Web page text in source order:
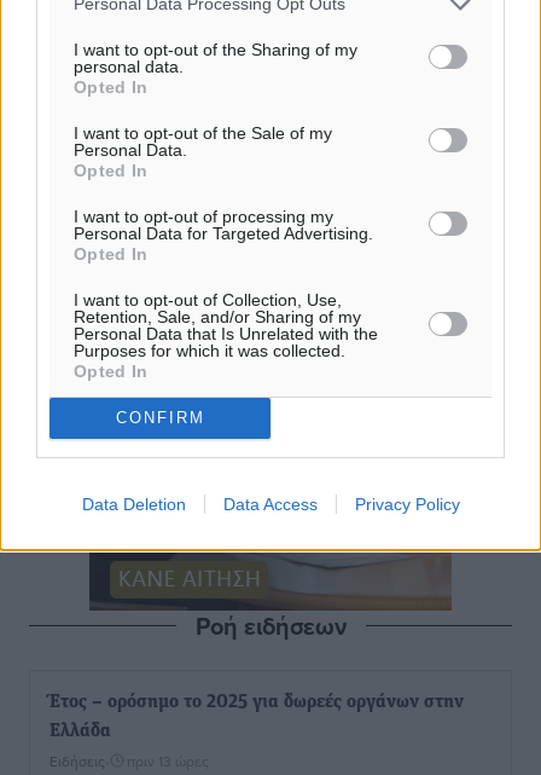
I want to opt-out of the Sharing of my
personal data.
Opted In
I want to opt-out of the Sale of my
Personal Data.
Opted In
I want to opt-out of processing my
Personal Data for Targeted Advertising.
Opted In
I want to opt-out of Collection, Use,
Retention, Sale, and/or Sharing of my
Personal Data that Is Unrelated with the
Purposes for which it was collected.
Opted In
CONFIRM
Data Deletion Data Access Privacy Policy
Ροή ειδήσεων
Έτος – ορόσημο το 2025 για δωρεές οργάνων στην
Ελλάδα
Ειδήσεις πριν 13 ώρες